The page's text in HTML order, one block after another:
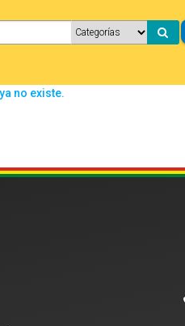
no existe.